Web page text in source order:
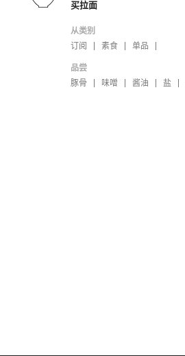
买拉面
从类别
订阅
素食 单品
品尝
豚骨
味噌 酱油 盐